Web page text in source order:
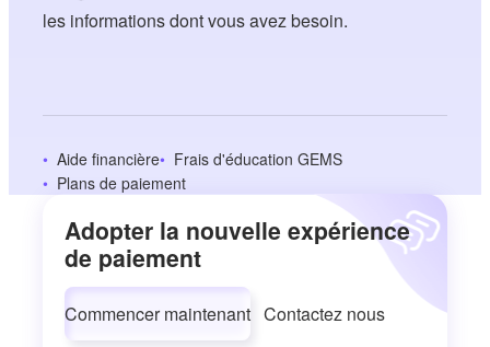
les informations dont vous avez besoin.
Aide financière
Frais d'éducation GEMS
Plans de paiement
Adopter la nouvelle expérience
de paiement
Commencer maintenant Contactez nous